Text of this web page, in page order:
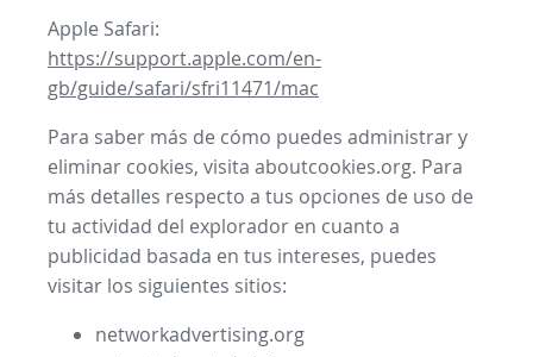
Apple Safari:
https://support.apple.com/en-
gb/guide/safari/sfri11471/mac
Para saber más de cómo puedes administrar y
eliminar cookies, visita aboutcookies.org. Para
más detalles respecto a tus opciones de uso de
tu actividad del explorador en cuanto a
publicidad basada en tus intereses, puedes
visitar los siguientes sitios:
networkadvertising.org